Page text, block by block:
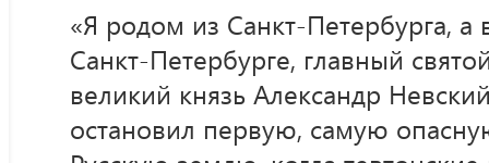
«Я родом из Санкт-Петербурга,
Санкт-Петербурге, главный
великий князь Александр
остановил первую, самую